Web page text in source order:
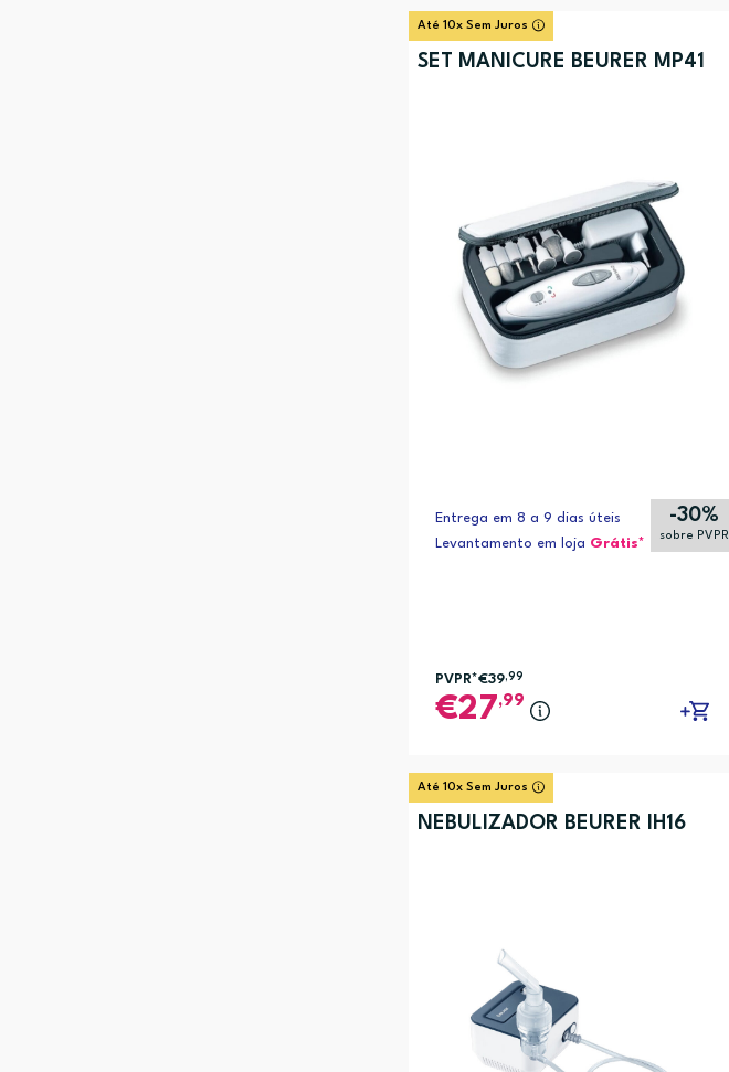
Até 10x Sem Juros
SET MANICURE BEURER MP41
Entrega em 8 a 9 dias úteis
Levantamento em loja Grátis*
-30%
sobre PVPR
PVPR*€39,99
27,99
Até 10x Sem Juros
NEBULIZADOR BEURER IH16